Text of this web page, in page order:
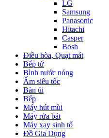
LG
Samsung
Panasonic
Hitachi
Casper
Bosh
Điều hòa, Quạt mát
Bếp từ
Bình nước nóng
Ấm siêu tốc
Bàn ủi
Bếp
Máy hút mùi
Máy rửa bát
Máy xay sinh tố
Đồ Gia Dụng